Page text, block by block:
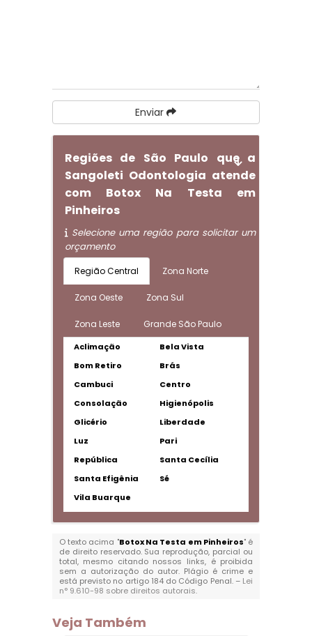
Enviar
Regiões de São Paulo que a
Sangoleti Odontologia atende
com Botox Na Testa em
Pinheiros
Selecione uma região para solicitar um
orçamento
Região Central Zona Norte
Zona Oeste Zona Sul
Zona Leste Grande São Paulo
Aclimação
Bela Vista
Bom Retiro
Brás
Cambuci
Centro
Consolação
Higienópolis
Glicério
Liberdade
Luz
Pari
República
Santa Cecília
Santa Efigênia
Sé
Vila Buarque
O texto acima "Botox Na Testa em Pinheiros" é
de direito reservado. Sua reprodução, parcial ou
total, mesmo citando nossos links, é proibida
sem a autorização do autor. Plágio é crime e
está previsto no artigo 184 do Código Penal. – Lei
n° 9.610-98 sobre direitos autorais.
Veja Também